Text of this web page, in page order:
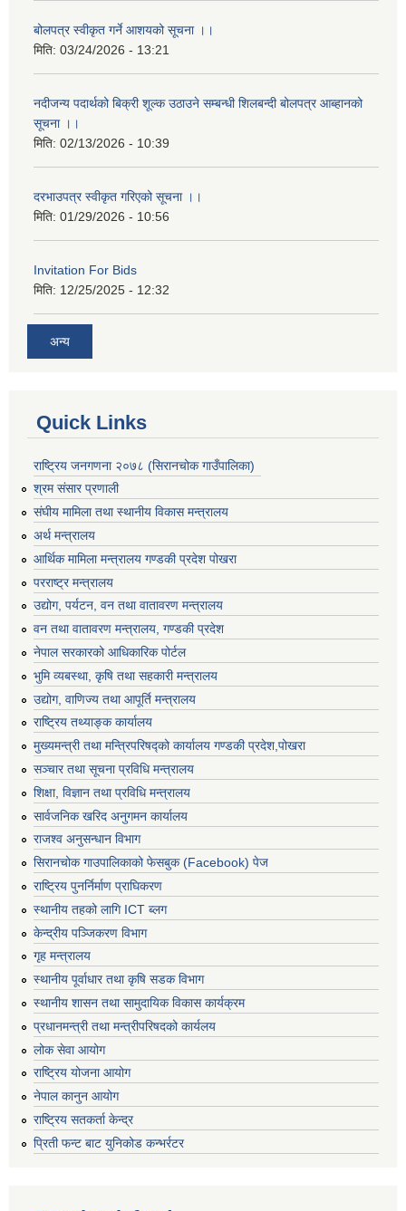
बोलपत्र स्वीकृत गर्ने आशयको सूचना ।।
मिति: 03/24/2026 - 13:21
नदीजन्य पदार्थको बिक्री शूल्क उठाउने सम्बन्धी शिलबन्दी बोलपत्र आब्हानको
सूचना ।।
मिति: 02/13/2026 - 10:39
दरभाउपत्र स्वीकृत गरिएको सूचना ।।
मिति: 01/29/2026 - 10:56
Invitation For Bids
मिति: 12/25/2025 - 12:32
अन्य
Quick Links
राष्ट्रिय जनगणना २०७८ (सिरानचोक गाउँपालिका)
श्रम संसार प्रणाली
संघीय मामिला तथा स्थानीय विकास मन्त्रालय
अर्थ मन्त्रालय
आर्थिक मामिला मन्त्रालय गण्डकी प्रदेश पोखरा
परराष्ट्र मन्त्रालय
उद्योग, पर्यटन, वन तथा वातावरण मन्त्रालय
वन तथा वातावरण मन्त्रालय, गण्डकी प्रदेश
नेपाल सरकारको आधिकारिक पोर्टल
भुमि व्यबस्था, कृषि तथा सहकारी मन्त्रालय
उद्योग, वाणिज्य तथा आपूर्ति मन्त्रालय
राष्ट्रिय तथ्याङ्क कार्यालय
मुख्यमन्त्री तथा मन्त्रिपरिषद्को कार्यालय गण्डकी प्रदेश,पोखरा
सञ्‍चार तथा सूचना प्रविधि मन्त्रालय
शिक्षा, विज्ञान तथा प्रविधि मन्त्रालय
सार्वजनिक खरिद अनुगमन कार्यालय
राजश्व अनुसन्धान विभाग
सिरानचोक गाउपालिकाको फेसबुक (Facebook) पेज
राष्ट्रिय पुनर्निर्माण प्राघिकरण
स्थानीय तहको लागि ICT ब्लग
केन्द्रीय पञ्जिकरण विभाग
गृह मन्त्रालय
स्थानीय पूर्वाधार तथा कृषि सडक विभाग
स्थानीय शासन तथा सामुदायिक विकास कार्यक्रम
प्रधानमन्त्री तथा मन्त्रीपरिषदको कार्यलय
लोक सेवा आयोग
राष्ट्रिय योजना आयोग
नेपाल कानुन आयोग
राष्ट्रिय सतकर्ता केन्द्र
प्रिती फन्ट बाट युनिकोड कन्भर्रटर